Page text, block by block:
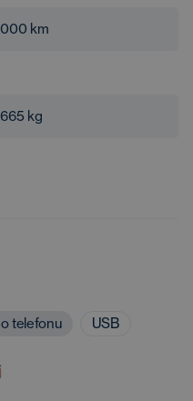
km
kg
telefonu
USB